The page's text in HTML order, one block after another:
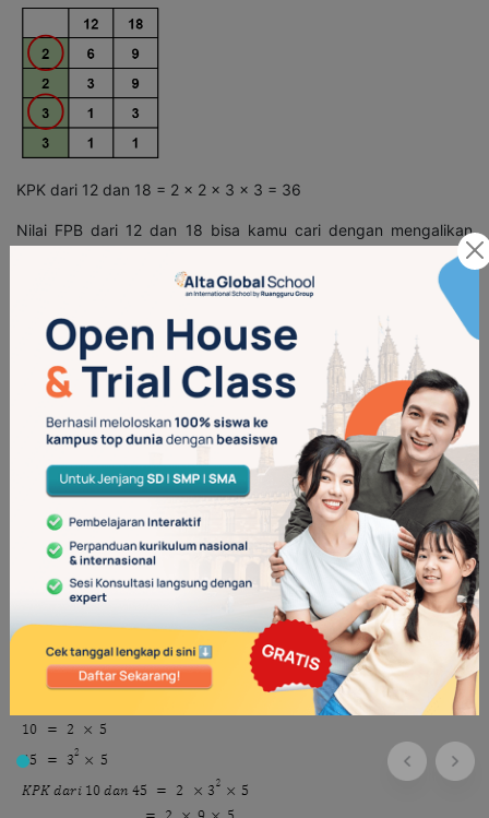
KPK dari 12 dan 18 = 2 x 2 x 3 x 3 = 36
Nilai FPB dari 12 dan 18 bisa kamu cari dengan mengalikan
FPB dari 12 dan 18 = 2 x 3 = 6
Kita sudah tau nih cara mencari nilai KPK dan FPB, selanjutnya
kita latihan soal yuk!
Contoh Soal Mencari Nilai KPK dan
FPB
1. Tentukan KPK dari 10 dan 45